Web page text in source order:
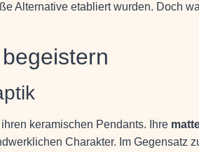
Alternative etabliert wurden. Doch
keramischen Pendants. Ihre
Charakter. Im Gegensatz